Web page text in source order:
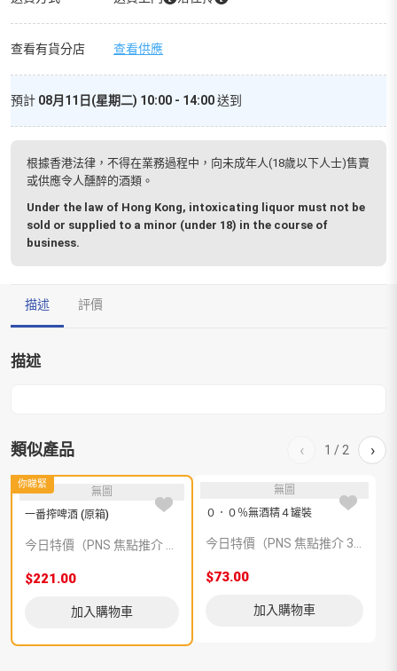
量
查看有貨分店 查看供應
預計 08月11日(星期二) 10:00 - 14:00送到
根據香港法律，不得在業務過程中，向未成年人(18歲以下人士)售賣
或供應令人醺醉的酒類。
Under the law of Hong Kong, intoxicating liquor must not be
sold or supplied to a minor (under 18) in the course of
business.
描述 評價
描述
類似產品 ‹ 1 / 2 ›
你睇緊
無圖
一番搾啤酒 (原箱)
今日特價（PNS 焦點推介 393453）
$221.00
加入購物車
無圖
０．０％無酒精４罐裝
今日特價（PNS 焦點推介 377464）
$73.00
加入購物車